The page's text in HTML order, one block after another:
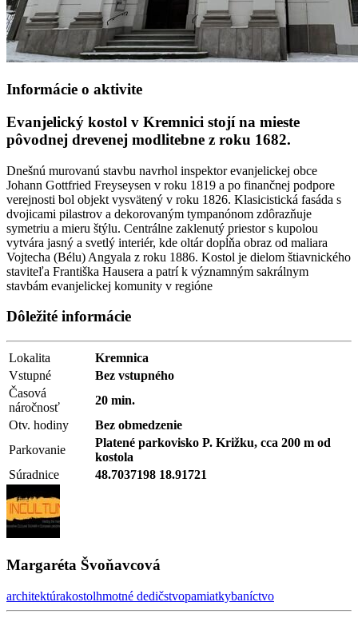
Informácie o aktivite
Evanjelický kostol v Kremnici stojí na mieste
pôvodnej drevenej modlitebne z roku 1682.
Dnešnú murovanú stavbu navrhol inspektor evanjelickej obce
Johann Gottfried Freyseysen v roku 1819 a po finančnej podpore
verejnosti bol objekt vysvätený v roku 1826. Klasicistická fasáda s
dvojicami pilastrov a dekorovaným tympanónom zdôrazňuje
symetriu a mieru štýlu. Centrálne zaklenutý priestor s kupolou
vytvára jasný a svetlý interiér, kde oltár dopĺňa obraz od maliara
Vojtecha (Bél­u) Angyala z roku 1886. Kostol je dielom štiavnického
staviteľa Františka Hausera a patrí k významným sakrálnym
stavbám evanjelickej komunity v regióne
Dôležité informácie
Lokalita
Kremnica
Vstupné
Bez vstupného
Časová
náročnosť
20 min.
Otv. hodiny
Bez obmedzenie
Parkovanie
Platené parkovisko P. Križku, cca 200 m od
kostola
Súradnice
48.7037198 18.91721
Margaréta Švoňavcová
architektúrakostolhmotné dedičstvopamiatkybaníctvo